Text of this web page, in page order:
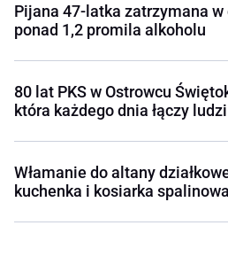
Pijana 47-latka zatrzymana w
ponad 1,2 promila alkoholu
80 lat PKS w Ostrowcu
która każdego dnia łączy ludzi
Włamanie do altany
kuchenka i kosiarka spalinowa